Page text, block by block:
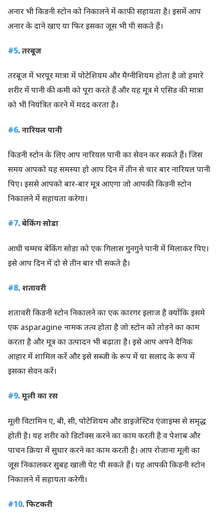
अनार भी किडनी स्टोन को निकालने में काफी सहायता है। इसमें आप
अनार के दाने खाए या फिर इसका जूस भी पी सकते हैं।
#5. तरबूज
तरबूज में भरपूर मात्रा में पोटेशियम और मैग्नीशियम होता है जो हमारे
शरीर में पानी की कमी को पूरा करते हैं और यह मूत्र मे एसिड की मात्रा
को भी नियंत्रित करने में मदद करता है।
#6. नारियल पानी
किडनी स्टोन के लिए आप नारियल पानी का सेवन कर सकते हैं। जिस
समय आपको यह समस्या हो आप दिन में तीन से चार बार नारियल पानी
पिए। इससे आपको बार-बार मूत्र आएगा जो आपकी किडनी स्टोन
निकालने में सहायता करेगा।
#7. बेकिंग सोडा
आधी चम्मच बेकिंग सोडा को एक गिलास गुनगुने पानी में मिलाकर पिए।
इसे आप दिन में दो से तीन बार पी सकते है।
#8. शतावरी
शतावरी किडनी स्टोन निकालने का एक कारगर इलाज है क्योंकि इसमे
एक asparagine नामक तत्व होता है जो स्टोन को तोड़ने का काम
करता है और मूत्र का उत्पादन भी बढ़ाता है। इसे आप अपने दैनिक
आहार में शामिल करें और इसे सब्जी के रूप में या सलाद के रूप में
इसका सेवन करें।
#9. मूली का रस
मूली विटामिन ए, बी, सी, पोटेशियम और डाइजेस्टिव एंजाइम्स से समृद्ध
होती है। यह शरीर को डिटॉक्स करने का काम करती है व पेशाब और
पाचन क्रिया में सुधार करने का काम करती है। आप रोजाना मूली का
जूस निकालकर सुबह खाली पेट पी सकते हैं। यह आपकी किडनी स्टोन
निकालने में सहायता करेगी।
#10. फिटकरी